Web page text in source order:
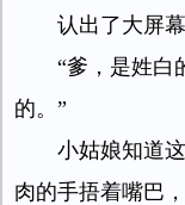
认出了大屏
“爹，是姓白
的。”
小姑娘知道
肉的手捂着嘴巴